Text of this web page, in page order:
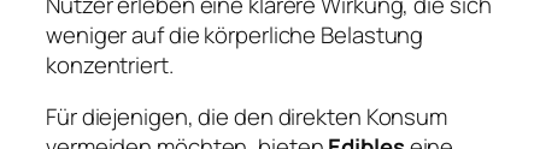
weniger auf die körperliche Belastung
konzentriert.
Für diejenigen, die den direkten Konsum